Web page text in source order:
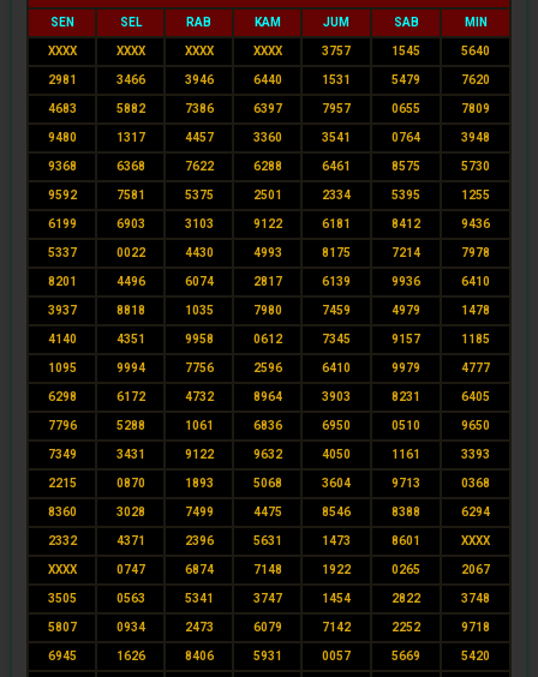
SEN SEL RAB KAM JUM SAB MIN
XXXX XXXX XXXX XXXX 3757 1545 5640
2981 3466 3946 6440 1531 5479 7620
4683 5882 7386 6397 7957 0655 7809
9480 1317 4457 3360 3541 0764 3948
9368 6368 7622 6288 6461 8575 5730
9592 7581 5375 2501 2334 5395 1255
6199 6903 3103 9122 6181 8412 9436
5337 0022 4430 4993 8175 7214 7978
8201 4496 6074 2817 6139 9936 6410
3937 8818 1035 7980 7459 4979 1478
4140 4351 9958 0612 7345 9157 1185
1095 9994 7756 2596 6410 9979 4777
6298 6172 4732 8964 3903 8231 6405
7796 5288 1061 6836 6950 0510 9650
7349 3431 9122 9632 4050 1161 3393
2215 0870 1893 5068 3604 9713 0368
8360 3028 7499 4475 8546 8388 6294
2332 4371 2396 5631 1473 8601 XXXX
XXXX 0747 6874 7148 1922 0265 2067
3505 0563 5341 3747 1454 2822 3748
5807 0934 2473 6079 7142 2252 9718
6945 1626 8406 5931 0057 5669 5420